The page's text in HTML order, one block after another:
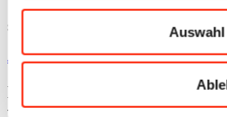
Schreiben Sie uns ganz bequem per
sofort um Ihr Anliegen und kommen
Jetzt über WhatsApp schreiben
Keine News
verpassen?